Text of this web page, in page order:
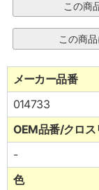
メーカー品番
014733
OEM品番/クロス
-
色